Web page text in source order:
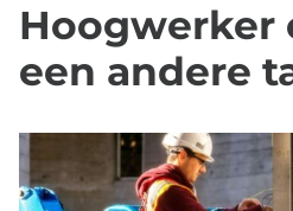
Hoogwerker
een andere